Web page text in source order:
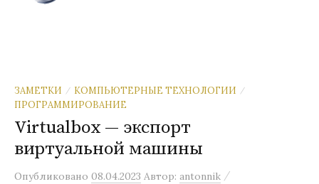
ЗАМЕТКИ / КОМПЬЮТЕРНЫЕ ТЕХНОЛОГИИ /
ПРОГРАММИРОВАНИЕ
Virtualbox — экспорт
виртуальной машины
Опубликовано 08.04.2023 Автор: antonnik /